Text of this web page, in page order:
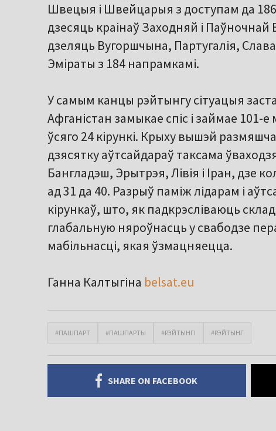
Швецыя і Швейцарыя з доступам да
дзесяць краінаў Заходняй і
дзеляць Вугоршчына, Партугалія,
Эміраты з 184 напрамкамі.
У самым канцы рэйтынгу сітуацыя
Афганістан замыкае спіс і займае
ўсяго 24 кірункі. Крыху вышэй
дзясятку аўтсайдараў таксама
Бангладэш, Эрытрэя, Лівія і Іран, дзе
ад 31 да 40. Разрыў паміж лідарам і
кірункаў, што, як падкрэсліваюць
глабальную няроўнасць у свабодзе
мабільнасці, якая ўзмацняецца.
Ганна Калтыгіна belsat.eu
#ПАШПАРТ #ПАШПАРТЫ #РЭЙТЫНГІ #РЭЙТЫНГ
SHARE ON FACEBOOK